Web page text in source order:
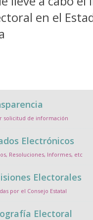
en el
solicitud de información
Electrónicos
Resoluciones, Informes, etc
Electorales
por el Consejo Estatal
Electoral